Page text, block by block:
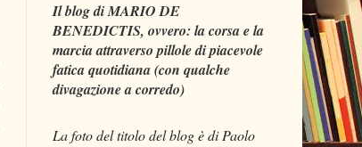
Il blog di MARIO DE
BENEDICTIS, ovvero: la corsa e la
marcia attraverso pillole di piacevole
fatica quotidiana (con qualche
divagazione a corredo)
La foto del titolo del blog è di Paolo